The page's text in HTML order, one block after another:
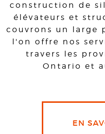
construction de
élévateurs et
couvrons un large
l'on offre nos
travers les
Ontario et
EN